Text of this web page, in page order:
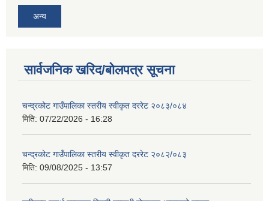
अन्य
सार्वजनिक खरिद/बोलपत्र सूचना
चन्द्रकोट गाउँपालिका स्तरीय स्वीकृत दररेट २०८३/०८४
मिति: 07/22/2026 - 16:28
चन्द्रकोट गाउँपालिका स्तरीय स्वीकृत दररेट २०८२/०८३
मिति: 09/08/2025 - 13:57